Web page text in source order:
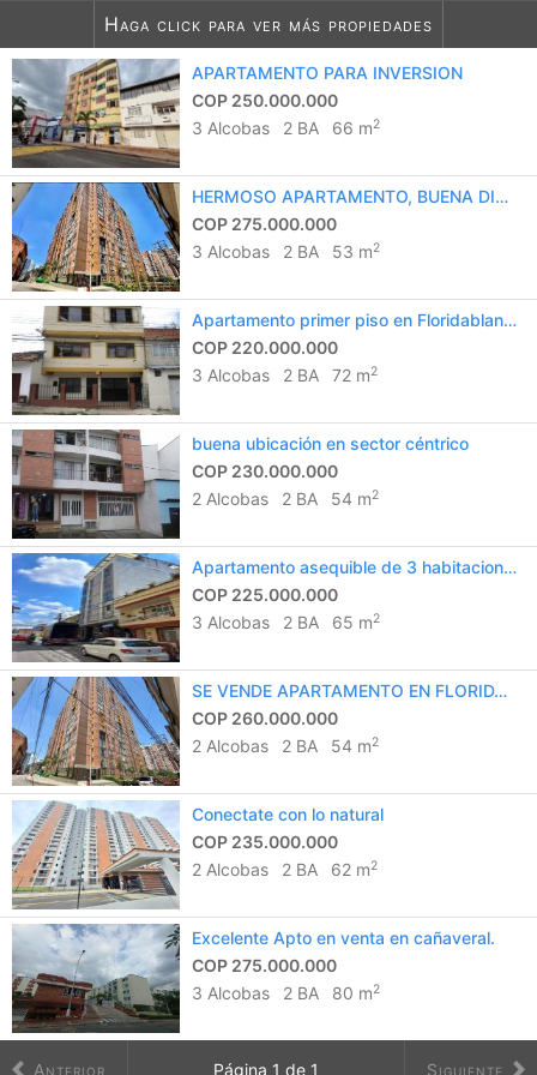
Haga click para ver más propiedades
8
listados encontrados
Notifiqueme de más listados como
APARTAMENTO PARA INVERSION
COP 250.000.000
3 Alcobas
2 BA 66 m2
HERMOSO APARTAMENTO, BUENA DISTRIBUCION Y EXCELENTE VISTA
COP 275.000.000
3 Alcobas
2 BA 53 m2
Apartamento primer piso en Floridablanca
COP 220.000.000
3 Alcobas
2 BA 72 m2
buena ubicación en sector céntrico
COP 230.000.000
2 Alcobas
2 BA 54 m2
Apartamento asequible de 3 habitaciones en Florida.
COP 225.000.000
3 Alcobas
2 BA 65 m2
SE VENDE APARTAMENTO EN FLORIDA DE LA SIERRA DE 2 HABITACIONES
COP 260.000.000
2 Alcobas
2 BA 54 m2
Conectate con lo natural
COP 235.000.000
2 Alcobas
2 BA 62 m2
Excelente Apto en venta en cañaveral.
COP 275.000.000
3 Alcobas
2 BA 80 m2
Anterior Página 1 de 1 Siguiente